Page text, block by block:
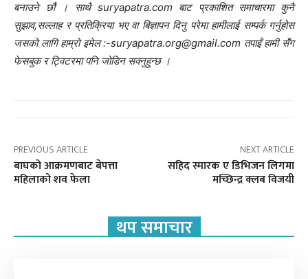
बनाउने छौं । साथै suryapatra.com बाट प्रकाशित समाचारमा कुनै
सुझाव,सल्लाह र प्रतिक्रिया भए वा बिज्ञापन दिनु परेमा हामीलाई सम्पर्क गर्नुहोस
जसको लागि हाम्रो इमेल :-suryapatra.org@gmail.com तपाईं हामी सँग
फेसबुक र ट्विटरमा पनि जोडिन सक्नुहुन्छ ।
PREVIOUS ARTICLE
बाघको आक्रमणबाट बेपत्ता
महिलाको शव फेला
NEXT ARTICLE
सहिद स्मारक ए डिभिजन लिगमा
मच्छिन्द्र क्लब विजयी
थप समाचार